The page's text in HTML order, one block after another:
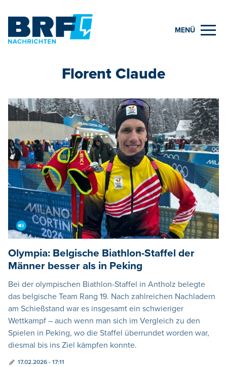
MENÜ
Florent Claude
Olympia: Belgische Biathlon-Staffel der
Männer besser als in Peking
Bei der olympischen Biathlon-Staffel in Antholz belegte
das belgische Team Rang 19. Nach zahlreichen Nachladern
am Schießstand war es insgesamt ein schwieriger
Wettkampf – auch wenn man sich im Vergleich zu den
Spielen in Peking, wo die Staffel überrundet worden war,
diesmal bis ins Ziel kämpfen konnte.
17.02.2026 - 17:11